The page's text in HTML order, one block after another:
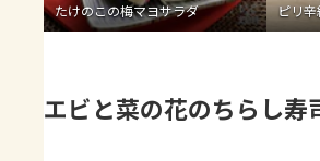
お買い物
たけのこの梅マヨサラダ ピリ
エビと菜の花のちらし寿